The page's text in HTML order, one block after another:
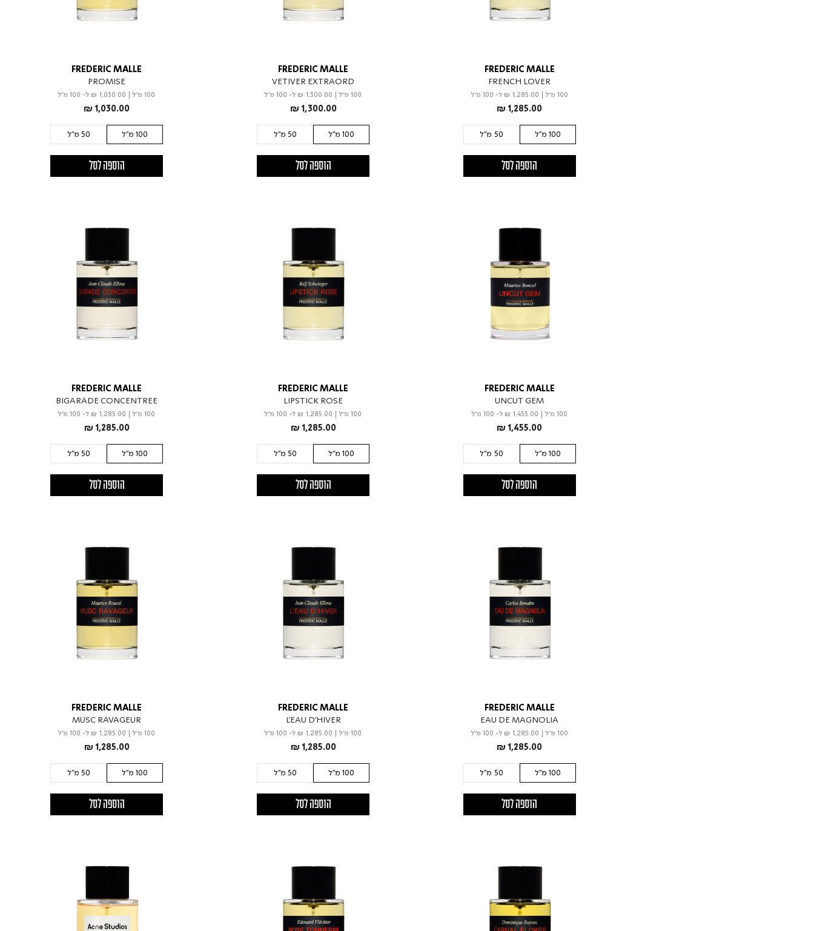
FREDERIC MALLE
FRENCH LOVER
100 מ"ל ₪ 1,285.00 ל- 100 מ"ל
₪ 1,285.00
100 מ"ל 50 מ"ל
הוספה לסל
FREDERIC MALLE
VETIVER EXTRAORD
100 מ"ל ₪ 1,300.00 ל- 100 מ"ל
₪ 1,300.00
100 מ"ל 50 מ"ל
הוספה לסל
FREDERIC MALLE
PROMISE
100 מ"ל ₪ 1,030.00 ל- 100 מ"ל
₪ 1,030.00
100 מ"ל 50 מ"ל
הוספה לסל
FREDERIC MALLE
UNCUT GEM
100 מ"ל ₪ 1,455.00 ל- 100 מ"ל
₪ 1,455.00
100 מ"ל 50 מ"ל
הוספה לסל
FREDERIC MALLE
LIPSTICK ROSE
100 מ"ל ₪ 1,285.00 ל- 100 מ"ל
₪ 1,285.00
100 מ"ל 50 מ"ל
הוספה לסל
FREDERIC MALLE
BIGARADE CONCENTREE
100 מ"ל ₪ 1,285.00 ל- 100 מ"ל
₪ 1,285.00
100 מ"ל 50 מ"ל
הוספה לסל
FREDERIC MALLE
EAU DE MAGNOLIA
100 מ"ל ₪ 1,285.00 ל- 100 מ"ל
₪ 1,285.00
100 מ"ל 50 מ"ל
הוספה לסל
FREDERIC MALLE
L'EAU D'HIVER
100 מ"ל ₪ 1,285.00 ל- 100 מ"ל
₪ 1,285.00
100 מ"ל 50 מ"ל
הוספה לסל
FREDERIC MALLE
MUSC RAVAGEUR
100 מ"ל ₪ 1,285.00 ל- 100 מ"ל
₪ 1,285.00
100 מ"ל 50 מ"ל
הוספה לסל